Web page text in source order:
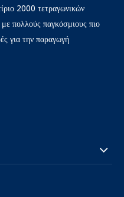
2000 τετραγωνικών
με πολλούς παγκόσμιους πιο
για την παραγωγή